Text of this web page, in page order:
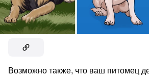
Возможно также, что ваш питомец